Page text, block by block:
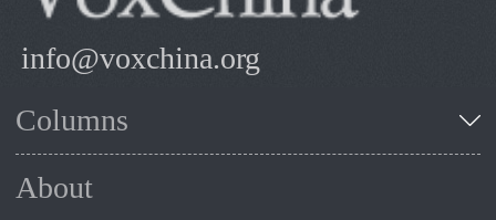
info@voxchina.org
Columns
About